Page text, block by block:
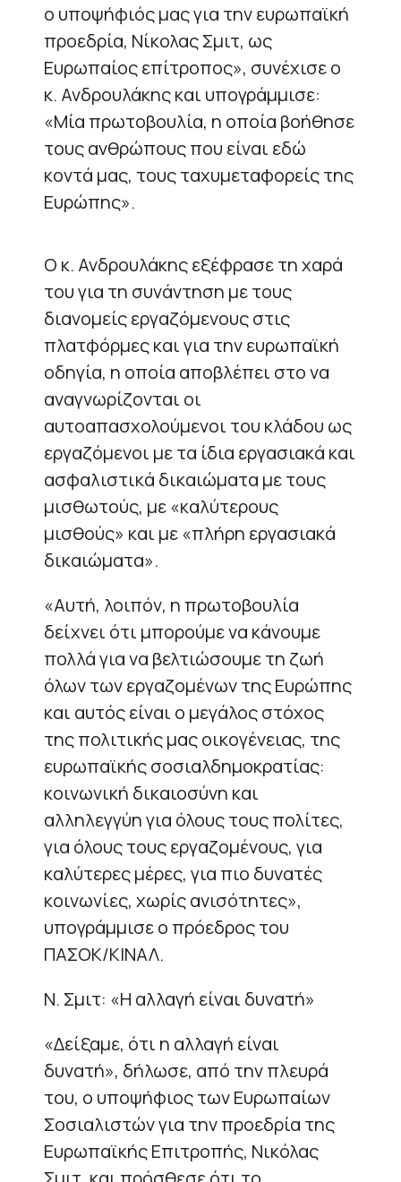
ο υποψήφιός μας για την ευρωπαϊκή
προεδρία, Νίκολας Σμιτ, ως
Ευρωπαίος επίτροπος», συνέχισε ο
κ. Ανδρουλάκης και υπογράμμισε:
«Μία πρωτοβουλία, η οποία βοήθησε
τους ανθρώπους που είναι εδώ
κοντά μας, τους ταχυμεταφορείς της
Ευρώπης».
Ο κ. Ανδρουλάκης εξέφρασε τη χαρά
του για τη συνάντηση με τους
διανομείς εργαζόμενους στις
πλατφόρμες και για την ευρωπαϊκή
οδηγία, η οποία αποβλέπει στο να
αναγνωρίζονται οι
αυτοαπασχολούμενοι του κλάδου ως
εργαζόμενοι με τα ίδια εργασιακά και
ασφαλιστικά δικαιώματα με τους
μισθωτούς, με «καλύτερους
μισθούς» και με «πλήρη εργασιακά
δικαιώματα».
«Αυτή, λοιπόν, η πρωτοβουλία
δείχνει ότι μπορούμε να κάνουμε
πολλά για να βελτιώσουμε τη ζωή
όλων των εργαζομένων της Ευρώπης
και αυτός είναι ο μεγάλος στόχος
της πολιτικής μας οικογένειας, της
ευρωπαϊκής σοσιαλδημοκρατίας:
κοινωνική δικαιοσύνη και
αλληλεγγύη για όλους τους πολίτες,
για όλους τους εργαζομένους, για
καλύτερες μέρες, για πιο δυνατές
κοινωνίες, χωρίς ανισότητες»,
υπογράμμισε ο πρόεδρος του
ΠΑΣΟΚ/ΚΙΝΑΛ.
Ν. Σμιτ: «Η αλλαγή είναι δυνατή»
«Δείξαμε, ότι η αλλαγή είναι
δυνατή», δήλωσε, από την πλευρά
του, ο υποψήφιος των Ευρωπαίων
Σοσιαλιστών για την προεδρία της
Ευρωπαϊκής Επιτροπής, Νικόλας